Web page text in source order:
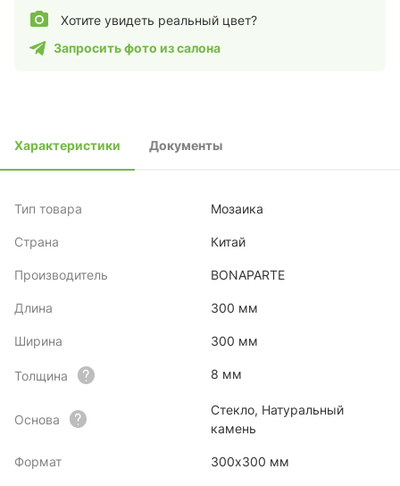
Хотите увидеть реальный цвет?
Запросить фото из салона
Характеристики Документы
Тип товара Мозаика
Страна Китай
Производитель BONAPARTE
Длина 300 мм
Ширина 300 мм
Толщина 8 мм
Основа
Стекло, Натуральный
камень
Формат 300х300 мм